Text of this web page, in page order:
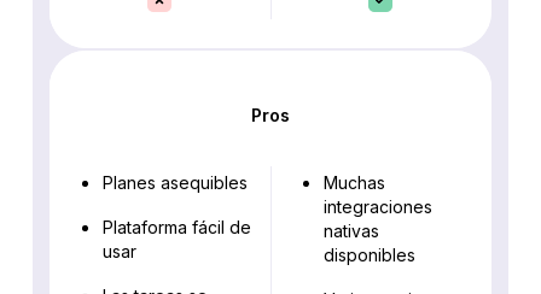
Pros
Planes asequibles
Plataforma fácil de
usar
Muchas
integraciones
nativas
disponibles